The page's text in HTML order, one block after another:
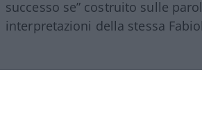
successo se” costruito sulle
interpretazioni della stessa